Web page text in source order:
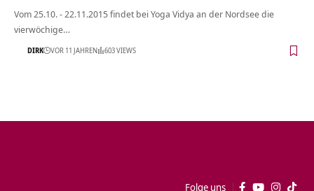
Vom 25.10. - 22.11.2015 findet bei Yoga Vidya an der Nordsee die
vierwöchige…
DIRK VOR 11 JAHREN 603 VIEWS
Folge uns